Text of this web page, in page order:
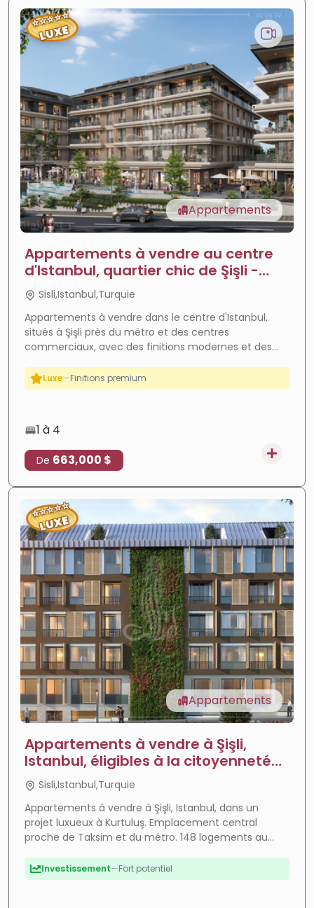
⭐⭐⭐⭐⭐
LUXE
Appartements
Appartements à vendre au centre
d'Istanbul, quartier chic de Şişli -
Maisons Europe Şişli
Sisli,Istanbul,Turquie
Appartements à vendre dans le centre d'Istanbul,
situés à Şişli près du métro et des centres
commerciaux, avec des finitions modernes et des
Forte croissance— Zone en plein essor
Forte rentabilité
Luxe—Finitions premium
1 à 4
De 663,000 $
⭐⭐⭐⭐⭐
LUXE
Appartements
Appartements à vendre à Şişli,
Istanbul, éligibles à la citoyenneté
turque - Plais de Taksim
Sisli,Istanbul,Turquie
Appartements à vendre à Şişli, Istanbul, dans un
projet luxueux à Kurtuluş. Emplacement central
proche de Taksim et du métro. 148 logements au
ROI élevé—
Forte rentabilité
Citoyenneté — Éligible citoyenneté
Finitions premium
En cours—Projet en cours
Investissement—Fort potentiel